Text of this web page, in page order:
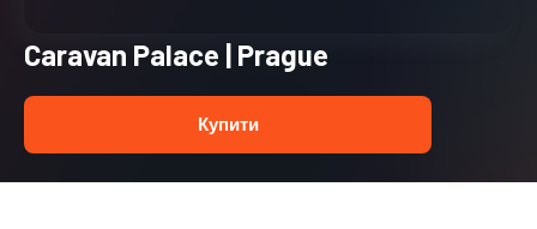
Caravan Palace | Prague
Купити